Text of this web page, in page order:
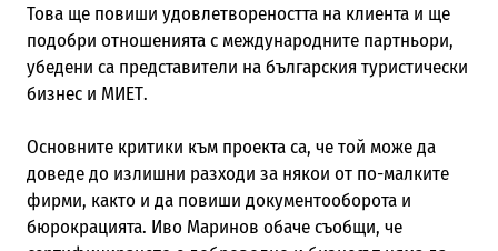
Това ще повиши удовлетвореността на клиента и ще
подобри отношенията с международните партньори,
убедени са представители на българския туристически
бизнес и МИЕТ.
Основните критики към проекта са, че той може да
доведе до излишни разходи за някои от по-малките
фирми, както и да повиши документооборота и
бюрокрацията. Иво Маринов обаче съобщи, че